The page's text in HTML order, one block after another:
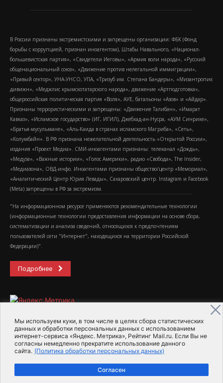
Мы используем куки, в том числе в целях сбора статистических
данных и обработки персональных данных с использованием
интернет-сервиса «Яндекс. Метрика», Рейтинг Mail.ru. Если Вы не
согласны немедленно прекратите использование данного
сайта. (Политика обработки персональных данных)
Согласен
В России признаны экстремистскими и запрещены организации: ФБК (Фонд
борьбы с коррупцией, признан иноагентом), Штабы Навального, «Национал-
большевистская партия», «Свидетели Иеговы», «Армия воли народа», «Русский
общенациональный союз», «Движение против нелегальной иммиграции»,
«Правый сектор», УНА-УНСО, УПА, «Тризуб им. Степана Бандеры», «Мизантропик
дивижн», «Меджлис крымскотатарского народа», движение «Артподготовка»,
общероссийская политическая партия «Воля», АУЕ, батальоны «Азов» и «Айдар».
Признаны террористическими и запрещены: «Движение Талибан», «Имарат
Кавказ», «Исламское государство» (ИГ, ИГИЛ), Джебхад-ан-Нусра, «АУМ Синрике»,
«Братья-мусульмане», «Аль-Каида в странах исламского Магриба», «Сеть»,
«Колумбайн». В РФ признана нежелательной деятельность «Открытой России»,
издания «Проект Медиа». СМИ-иноагентами признаны: телеканал «Дождь»,
«Медуза», «Важные истории», «Голос Америки», радио «Свобода», The Insider,
«Медиазона», ОВД-инфо. Иноагентами признаны общество/центр «Мемориал»,
«Аналитический Центр Юрия Левады», Сахаровский центр. Instagram и Facebook
(Metа) запрещены в РФ за экстремизм.
"На информационном ресурсе применяются рекомендательные технологии
(информационные технологии предоставления информации на основе сбора,
систематизации и анализа сведений, относящихся к предпочтениям
пользователей сети "Интернет", находящихся на территории Российской
Федерации)".
Подробнее
2015-2026- Информационное агентство МедиаПоток
Для справки Об издании
Пользовательское соглашение
Политика обработки персональных данных